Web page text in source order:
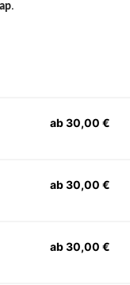
.
ab 30,00 €
ab 30,00 €
ab 30,00 €